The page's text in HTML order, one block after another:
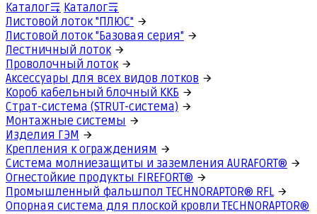
Каталог
Каталог
Листовой лоток "ПЛЮС"
Листовой лоток "Базовая серия"
Лестничный лоток
Проволочный лоток
Аксессуары для всех видов лотков
Короб кабельный блочный ККБ
Страт-система (STRUT-система)
Монтажные системы
Изделия ГЭМ
Крепления к ограждениям
Система молниезащиты и заземления AURAFORT®
Огнестойкие продукты FIREFORT®
Промышленный фальшпол TECHNORAPTOR® RFL
Опорная система для плоской кровли TECHNORAPTOR®